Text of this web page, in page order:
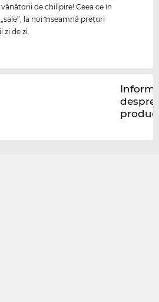
de chilipire! Ceea ce în
la noi înseamnă preţuri
zi de zi.
despre